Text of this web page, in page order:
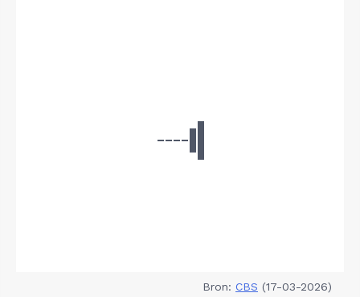
Bron: CBS (17-03-2026)